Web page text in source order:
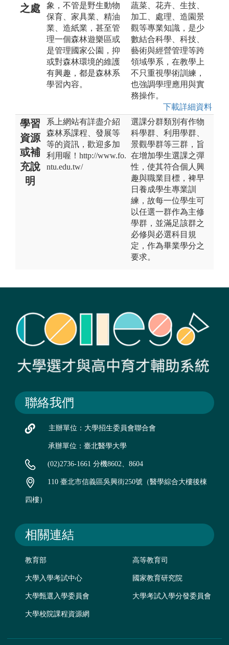
之處
象，不管是野生動物
保育、家具業、精油
業、造紙業，甚至管
理一個森林遊樂區或
是管理國家公園，抑
或對森林環境的維護
有興趣，都是森林系
學習內容。
蔬菜、花卉、生技、
加工、處理、造園景
觀等專業知識，是少
數結合科學、科技、
藝術與經營管理等跨
領域學系，在教學上
不只重視學術訓練，
也強調學理應用與實
務操作。
下載詳細資料
學習
資源
或補
充說
明
系上網站有詳盡介紹
森林系課程、發展等
等的資訊，歡迎多加
利用喔！http://www.fo.
ntu.edu.tw/
選課分群類別有作物
科學群、利用學群、
景觀學群等三群，旨
在增加學生選課之彈
性，使其符合個人興
趣與職業目標，裨早
日養成學生專業訓
練，故每一位學生可
以任選一群作為主修
學群，並滿足該群之
必修與必選科目規
定，作為畢業學分之
要求。
聯絡我們
主辦單位：大學招生委員會聯合會
承辦單位：臺北醫學大學
(02)2736-1661 分機8602、8604
110 臺北市信義區吳興街250號（醫學綜合大樓後棟
四樓）
相關連結
教育部 高等教育司
大學入學考試中心 國家教育研究院
大學甄選入學委員會 大學考試入學分發委員會
大學校院課程資源網